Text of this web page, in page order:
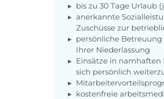
bis zu 30 Tage Urlaub
anerkannte
Zuschüsse zur
persönliche
Ihrer Niederlassung
Einsätze in namhaften
sich persönlich
kostenfreie